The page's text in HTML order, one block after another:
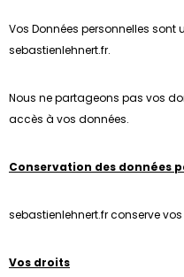
Vos Données personnelles
sebastienlehnert.fr.
Nous ne partageons pas vos
accès à vos données.
Conservation des données
sebastienlehnert.fr conserve vos
Vos droits